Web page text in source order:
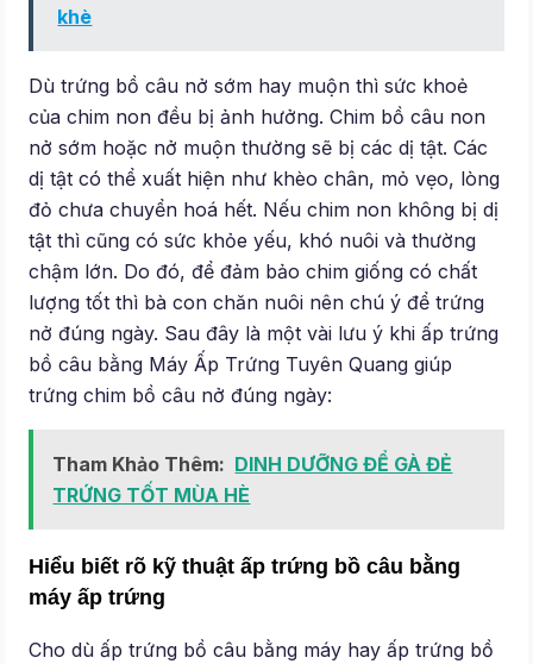
khè
Dù trứng bồ câu nở sớm hay muộn thì sức khoẻ
của chim non đều bị ảnh hưởng. Chim bồ câu non
nở sớm hoặc nở muộn thường sẽ bị các dị tật. Các
dị tật có thể xuất hiện như khèo chân, mỏ vẹo, lòng
đỏ chưa chuyển hoá hết. Nếu chim non không bị dị
tật thì cũng có sức khỏe yếu, khó nuôi và thường
chậm lớn. Do đó, để đảm bảo chim giống có chất
lượng tốt thì bà con chăn nuôi nên chú ý để trứng
nở đúng ngày. Sau đây là một vài lưu ý khi ấp trứng
bồ câu bằng Máy Ấp Trứng Tuyên Quang giúp
trứng chim bồ câu nở đúng ngày:
Tham Khảo Thêm: DINH DƯỠNG ĐỂ GÀ ĐẺ
TRỨNG TỐT MÙA HÈ
Hiểu biết rõ kỹ thuật ấp trứng bồ câu bằng
máy ấp trứng
Cho dù ấp trứng bồ câu bằng máy hay ấp trứng bồ